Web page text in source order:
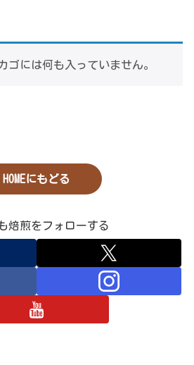
ゴには何も入っていません。
HOMEにもどる
焙煎をフォローする